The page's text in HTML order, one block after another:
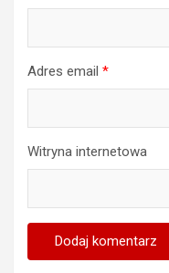
Adres email *
Witryna internetowa